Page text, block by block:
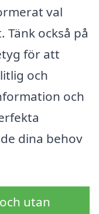
val
också på
för att
och
och
dina behov
utan